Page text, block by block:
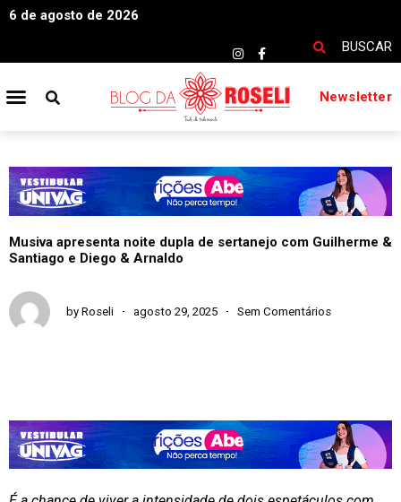
6 de agosto de 2026
BUSCAR
Newsletter
Musiva apresenta noite dupla de sertanejo com Guilherme &
Santiago e Diego & Arnaldo
by Roseli agosto 29, 2025 Sem Comentários